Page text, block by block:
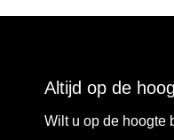
Altijd op de
Wilt u op de hoogte